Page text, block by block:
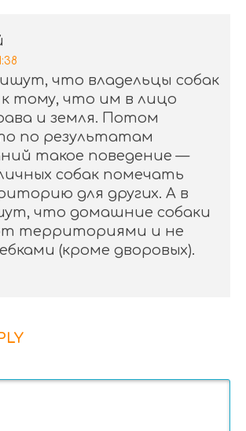
что владельцы собак
тому, что им в лицо
и земля. Потом
по результатам
такое поведение —
собак помечать
для других. А в
что домашние собаки
территориями и не
(кроме дворовых).